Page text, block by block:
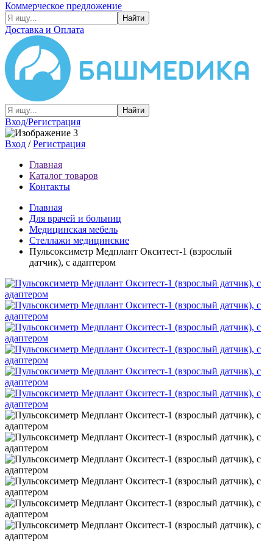
Коммерческое предложение
Найти
Доставка и Оплата
Найти
Вход/Регистрация
Вход /Регистрация
Главная
Каталог товаров
Контакты
Главная
Для врачей и больниц
Медицинская мебель
Стеллажи медицинские
Пульсоксиметр Медплант Окситест-1 (взрослый
датчик), с адаптером